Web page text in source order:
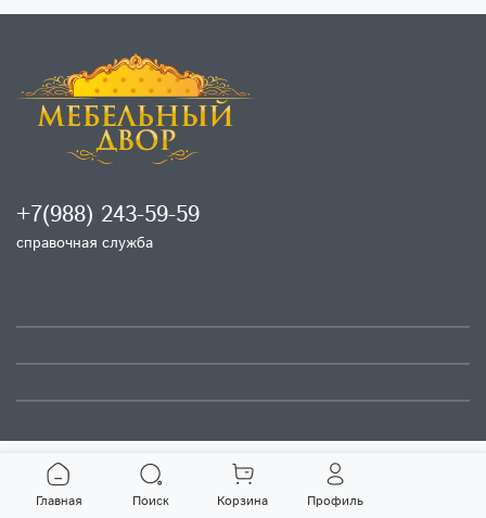
+7(988) 243-59-59
справочная служба
Главная Поиск Корзина Профиль